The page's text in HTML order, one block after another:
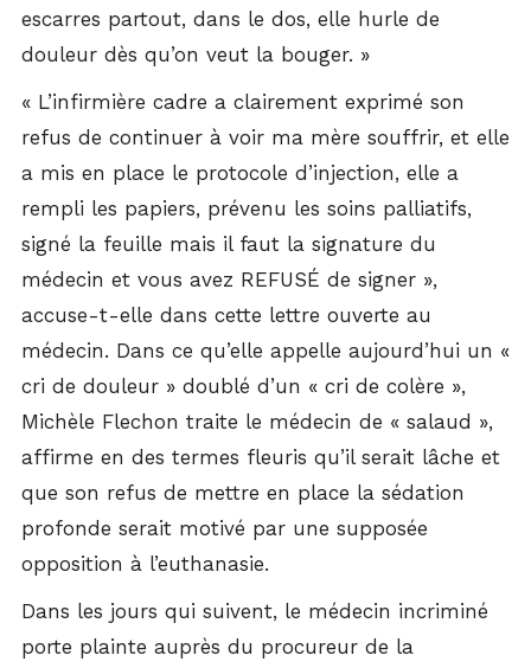
escarres partout, dans le dos, elle hurle de
douleur dès qu’on veut la bouger. »
« L’infirmière cadre a clairement exprimé son
refus de continuer à voir ma mère souffrir, et elle
a mis en place le protocole d’injection, elle a
rempli les papiers, prévenu les soins palliatifs,
signé la feuille mais il faut la signature du
médecin et vous avez REFUSÉ de signer »,
accuse-t-elle dans cette lettre ouverte au
médecin. Dans ce qu’elle appelle aujourd’hui un «
cri de douleur » doublé d’un « cri de colère »,
Michèle Flechon traite le médecin de « salaud »,
affirme en des termes fleuris qu’il serait lâche et
que son refus de mettre en place la sédation
profonde serait motivé par une supposée
opposition à l’euthanasie.
Dans les jours qui suivent, le médecin incriminé
porte plainte auprès du procureur de la